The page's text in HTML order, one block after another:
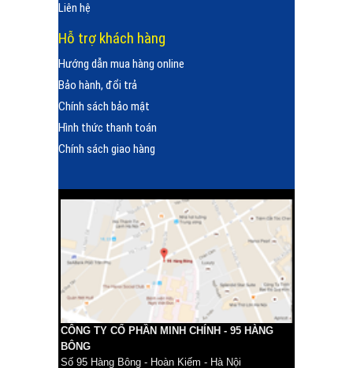
Liên hệ
Hỗ trợ khách hàng
Hướng dẫn mua hàng online
Bảo hành, đổi trả
Chính sách bảo mật
Hình thức thanh toán
Chính sách giao hàng
CÔNG TY CỔ PHẦN MINH CHÍNH - 95 HÀNG
BÔNG
Số 95 Hàng Bông - Hoàn Kiếm - Hà Nội